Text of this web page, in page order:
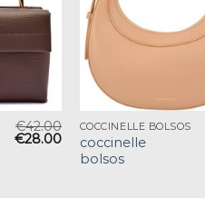
€42.00
€28.00
COCCINELLE BOLSOS
coccinelle
bolsos